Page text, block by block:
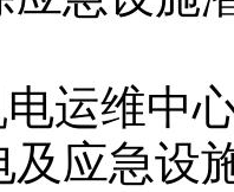
运维中
及应急设